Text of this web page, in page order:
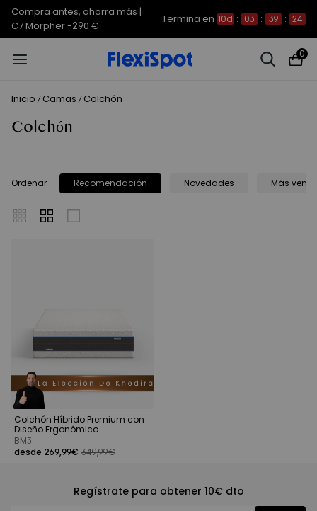
Compra antes, ahorra más |
C7 Morpher -290 €
Termina en 10d : 03 : 39 : 24
0
Inicio / Camas / Colchón
Colchón
Ordenar : Recomendación Novedades Más
Colchón Híbrido Premium con
Diseño Ergonómico
BM3
desde 269,99€ 349,99€
Regístrate para obtener 10€ dto